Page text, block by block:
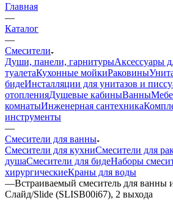
Главная
—
Каталог
—
Смесители
Души, панели, гарнитурыАксессуары
туалетаКухонные мойкиРаковины
бидеИнсталляции для унитазов и
отопленияДушевые кабиныВанны
комнатыИнженерная сантехника
инструменты
—
Смесители для ванны
Смесители для кухниСмесители для
душаСмесители для бидеНаборы
хирургическиеКраны для воды
—Встраиваемый смеситель для ванны
Слайд/Slide (SLISB00i67), 2 выхода